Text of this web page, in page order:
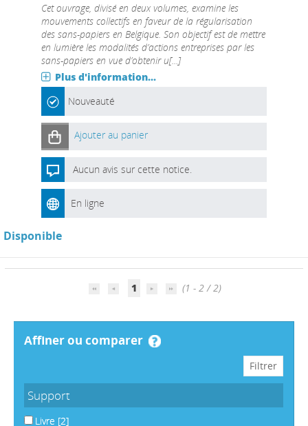
Cet ouvrage, divisé en deux volumes, examine les
mouvements collectifs en faveur de la régularisation
des sans-papiers en Belgique. Son objectif est de mettre
en lumière les modalités d’actions entreprises par les
sans-papiers en vue d’obtenir u[...]
Plus d'information...
Nouveauté
Ajouter au panier
Aucun avis sur cette notice.
En ligne
Disponible
1 (1 - 2 / 2)
affiner ou comparer
Support
Livre [2]